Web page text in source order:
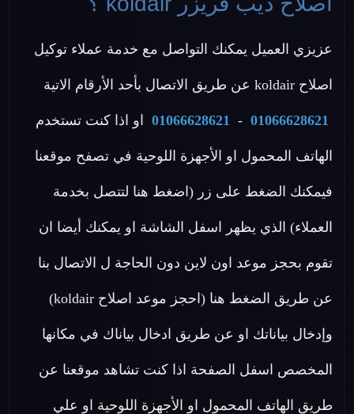
عزيزي العميل يمكنك التواصل مع خدمة عملاء توكيل
اصلاح koldair عن طريق الاتصال بأحد الأرقام الاتية
01066628621
-
01066628621 او اذا كنت تستخدم
الهاتف المحمول او الأجهزة اللوحية في تصفح موقعنا
فيمكنك الضغط على زر (اضغط هنا لتتصل بخدمة
العملاء) الذي يظهر اسفل الشاشة او يمكنك أيضا ان
تقوم بحجز موعد اون لاين دون الحاجة ل الاتصال بنا
عن طريق الضغط هنا (احجز موعد اصلاح koldair)
وإدخال بياناتك او عن طريق ادخال بياناك في مكانها
المخصص اسفل الصفحة اذا كنت تشاهد موقعنا عن
طريق الهاتف المحمول او الأجهزة اللوحية او علي